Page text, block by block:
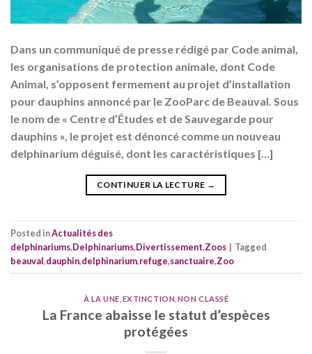
Dans un communiqué de presse rédigé par Code animal,
les organisations de protection animale, dont Code
Animal, s’opposent fermement au projet d’installation
pour dauphins annoncé par le ZooParc de Beauval. Sous
le nom de « Centre d’Études et de Sauvegarde pour
dauphins », le projet est dénoncé comme un nouveau
delphinarium déguisé, dont les caractéristiques […]
CONTINUER LA LECTURE →
Posted inActualités des
delphinariums,Delphinariums,Divertissement,Zoos | Tagged
beauval,dauphin,delphinarium,refuge,sanctuaire,Zoo
À LA UNE EXTINCTION NON CLASSÉ
La France abaisse le statut d’espèces
protégées